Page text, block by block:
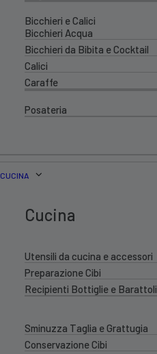
Bicchieri e Calici
Bicchieri Acqua
Bicchieri da Bibita e Cocktail
Calici
Caraffe
Posateria
CUCINA
Cucina
Utensili da cucina e accessori
Preparazione Cibi
Recipienti Bottiglie e Barattoli
Sminuzza Taglia e Grattugia
Conservazione Cibi